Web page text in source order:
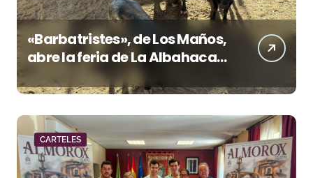
«Barbatristes», de Los Maños,
abre la feria de La Albahaca
de Huesca
CARTELES